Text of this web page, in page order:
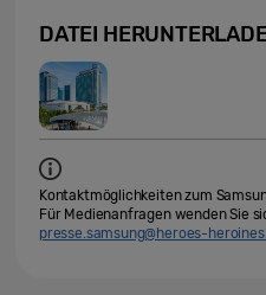
DATEI
Kontaktmöglichkeiten zum
Für Medienanfragen wenden Sie
presse.samsung@heroes-